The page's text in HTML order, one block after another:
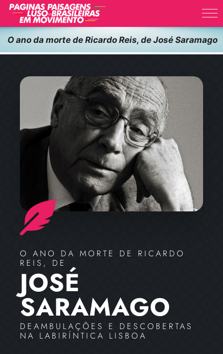
Skip
content
O ano da morte de Ricardo Reis, de José Saramago
O ANO DA MORTE DE RICARDO
REIS, DE
JOSÉ
SARAMAGO
DEAMBULAÇÕES E DESCOBERTAS
NA LABIRÍNTICA LISBOA